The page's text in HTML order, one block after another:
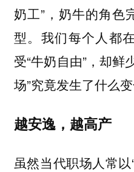
奶工”，奶牛的角色
型。我们每个人都
受“牛奶自由”，却鲜
场”究竟发生了什么
越安逸，越高产
虽然当代职场人常